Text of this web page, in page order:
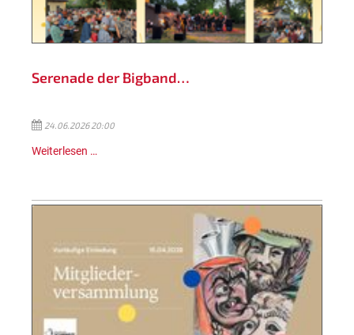
Serenade der Bigband…
24.06.2026 20:00
Weiterlesen …